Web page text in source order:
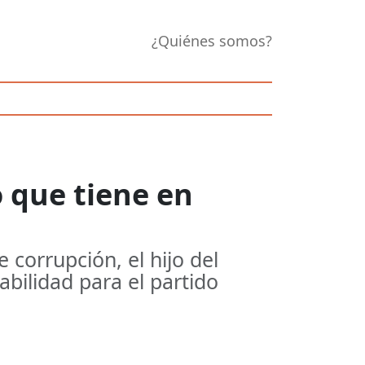
¿Quiénes somos?
que tiene en
corrupción, el hijo del
para el partido